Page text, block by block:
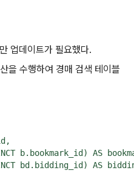
업데이트가 필요했다.
을 수행하여 경매 검색 테이블
b.bookmark_id) AS
bd.bidding_id) AS